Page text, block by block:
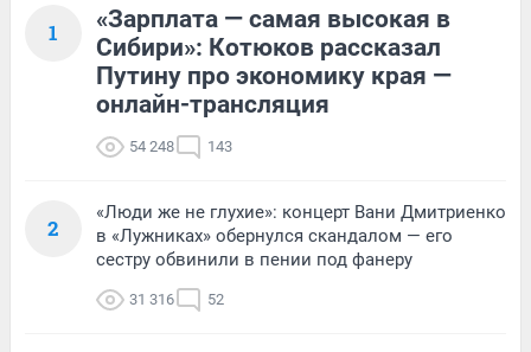
1
«Зарплата — самая высокая в
Сибири»: Котюков рассказал
Путину про экономику края —
онлайн-трансляция
54 248 143
2
«Люди же не глухие»: концерт Вани Дмитриенко
в «Лужниках» обернулся скандалом — его
сестру обвинили в пении под фанеру
31 316 52